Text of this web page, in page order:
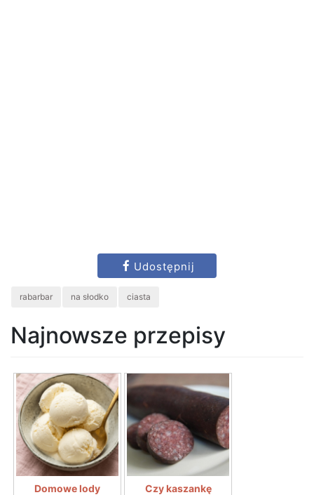
Udostępnij
rabarbar na słodko ciasta
Najnowsze przepisy
Domowe lody
Czy kaszankę